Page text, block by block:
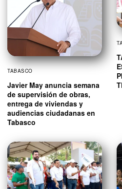
TABASCO
Javier May anuncia semana
de supervisión de obras,
entrega de viviendas y
audiencias ciudadanas en
Tabasco